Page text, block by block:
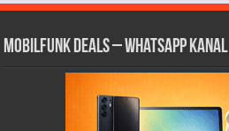
Mobilfunk Deals – WhatsApp Kanal